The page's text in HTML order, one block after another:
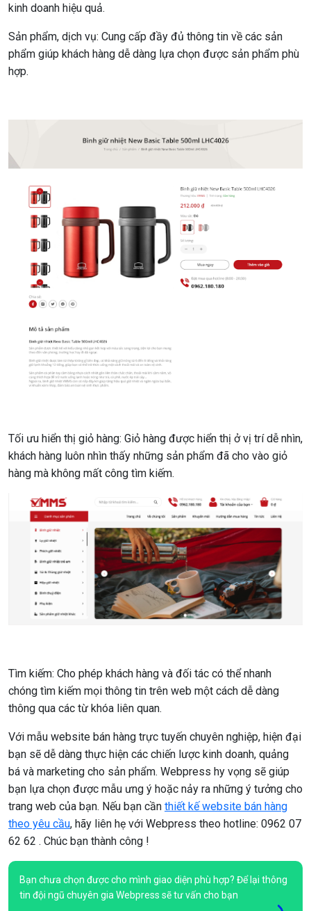
kinh doanh hiệu quả.
Sản phẩm, dịch vụ: Cung cấp đầy đủ thông tin về các sản
phẩm giúp khách hàng dễ dàng lựa chọn được sản phẩm phù
hợp.
Tối ưu hiển thị giỏ hàng: Giỏ hàng được hiển thị ở vị trí dễ nhìn,
khách hàng luôn nhìn thấy những sản phẩm đã cho vào giỏ
hàng mà không mất công tìm kiếm.
Tìm kiếm: Cho phép khách hàng và đối tác có thể nhanh
chóng tìm kiếm mọi thông tin trên web một cách dễ dàng
thông qua các từ khóa liên quan.
Với mẫu website bán hàng trực tuyến chuyên nghiệp, hiện đại
bạn sẽ dễ dàng thực hiện các chiến lược kinh doanh, quảng
bá và marketing cho sản phẩm. Webpress hy vọng sẽ giúp
bạn lựa chọn được mẫu ưng ý hoặc nảy ra những ý tưởng cho
trang web của bạn. Nếu bạn cần thiết kế website bán hàng
theo yêu cầu, hãy liên hẹ với Webpress theo hotline: 0962 07
62 62 . Chúc bạn thành công !
Bạn chưa chọn được cho mình giao diện phù hợp? Để lại thông
tin đội ngũ chuyên gia Webpress sẽ tư vấn cho bạn